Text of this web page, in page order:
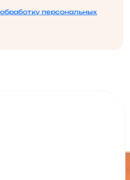
обработку персональных